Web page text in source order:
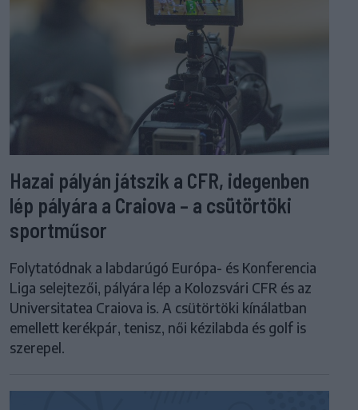
Hazai pályán játszik a CFR, idegenben
lép pályára a Craiova – a csütörtöki
sportműsor
Folytatódnak a labdarúgó Európa- és Konferencia
Liga selejtezői, pályára lép a Kolozsvári CFR és az
Universitatea Craiova is. A csütörtöki kínálatban
emellett kerékpár, tenisz, női kézilabda és golf is
szerepel.